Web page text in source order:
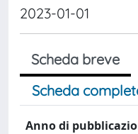
2023-01-01
Scheda breve
Scheda
Anno di